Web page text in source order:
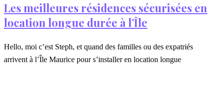
Les meilleures résidences sécurisées en
location longue durée à l’Île
Hello, moi c’est Steph, et quand des familles ou des expatriés
arrivent à l’Île Maurice pour s’installer en location longue